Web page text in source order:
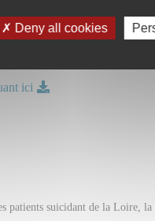
heures à 16 heures.
ici
patients suicidant de la Loire,
Deny all cookies